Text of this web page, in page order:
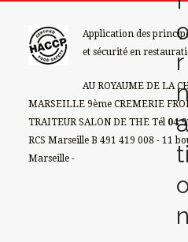
r
a
ti
o
n
Application des
et sécurité en
AU ROYAUME DE LA
MARSEILLE 9ème CREMERIE
TRAITEUR SALON DE THE Tél 04
RCS Marseille B 491 419 008 - 11
Marseille -